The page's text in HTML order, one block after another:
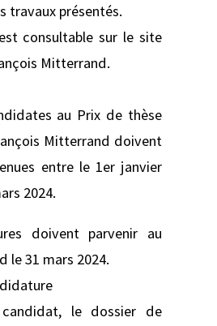
travaux présentés.
consultable sur le site
Mitterrand.
au Prix de thèse
Mitterrand doivent
entre le 1er janvier
2024.
doivent parvenir au
le 31 mars 2024.
le dossier de